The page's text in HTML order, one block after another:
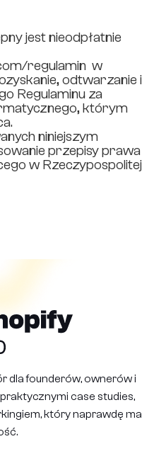
jest nieodpłatnie
regulamin w
odtwarzanie i
Regulaminu za
którym
niniejszym
przepisy prawa
w Rzeczypospolitej
dla founderów, ownerów i
case studies,
który naprawdę ma